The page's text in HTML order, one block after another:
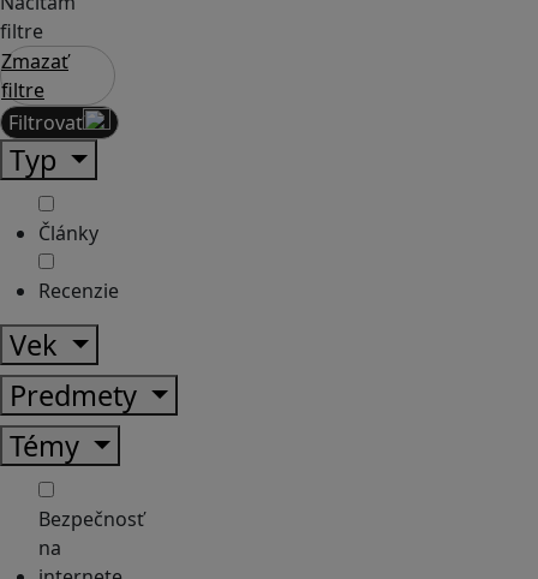
filtre
Zmazať
filtre
Filtrovať
Typ
Články
Recenzie
Vek
Predmety
Témy
Bezpečnosť
na